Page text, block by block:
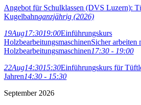
Angebot für Schulklassen (DVS Luzern):
Kugelbahnganzjährig (2026)
19Aug17:3019:00Einführungskurs
HolzbearbeitungsmaschinenSicher arbeiten
Holzbearbeitungsmaschinen17:30 - 19:00
22Aug14:3015:30Einführungskurs für
Jahren14:30 - 15:30
September 2026